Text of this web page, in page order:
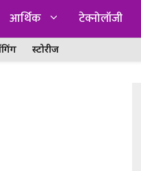
आर्थिक टेक्नोलॉजी
स्टोरीज